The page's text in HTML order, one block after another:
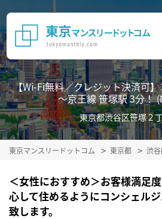
【Wi-Fi無料／クレジット決済可
～京王線 笹塚駅 3分！
東京都渋谷区笹塚２
東京マンスリードットコム 東京都 渋
＜女性におすすめ＞お客様満足
心して住めるようにコンシェル
致します。